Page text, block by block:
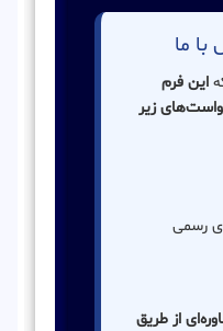
با ما
این فرم
زیر
رسمی
از طریق